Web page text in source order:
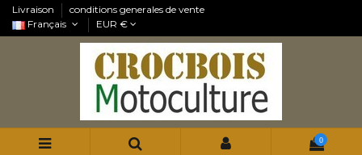
Livraison
conditions generales de vente
Français
EUR €
0